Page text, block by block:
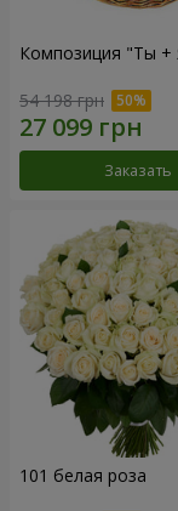
Композиция "Ты +
54 198 грн
Заказать
101 белая роза